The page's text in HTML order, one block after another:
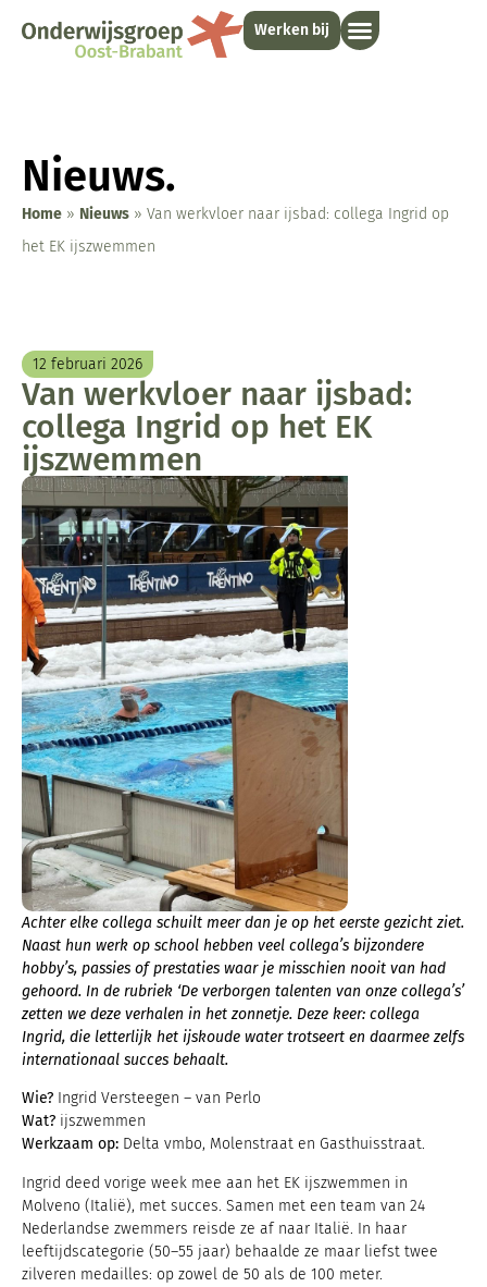
Werken bij
Nieuws.
Home » Nieuws » Van werkvloer naar ijsbad: collega Ingrid op
het EK ijszwemmen
12 februari 2026
Van werkvloer naar ijsbad:
collega Ingrid op het EK
ijszwemmen
Achter elke collega schuilt meer dan je op het eerste gezicht ziet.
Naast hun werk op school hebben veel collega’s bijzondere
hobby’s, passies of prestaties waar je misschien nooit van had
gehoord. In de rubriek ‘De verborgen talenten van onze collega’s’
zetten we deze verhalen in het zonnetje. Deze keer: collega
Ingrid, die letterlijk het ijskoude water trotseert en daarmee zelfs
internationaal succes behaalt.
Wie? Ingrid Versteegen – van Perlo
Wat? ijszwemmen
Werkzaam op: Delta vmbo, Molenstraat en Gasthuisstraat.
Ingrid deed vorige week mee aan het EK ijszwemmen in
Molveno (Italië), met succes. Samen met een team van 24
Nederlandse zwemmers reisde ze af naar Italië. In haar
leeftijdscategorie (50–55 jaar) behaalde ze maar liefst twee
zilveren medailles: op zowel de 50 als de 100 meter.